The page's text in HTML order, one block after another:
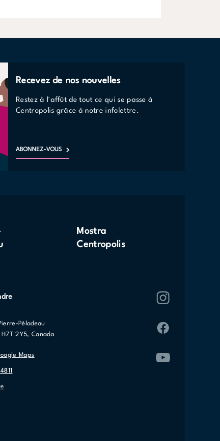
Recevez de nos nouvelles
Restez à l'affût de tout ce qui se passe à
Centropolis grâce à notre infolettre.
ABONNEZ-VOUS
Mostra
Centropolis
Péladeau
H7T 2Y5, Canada
Maps